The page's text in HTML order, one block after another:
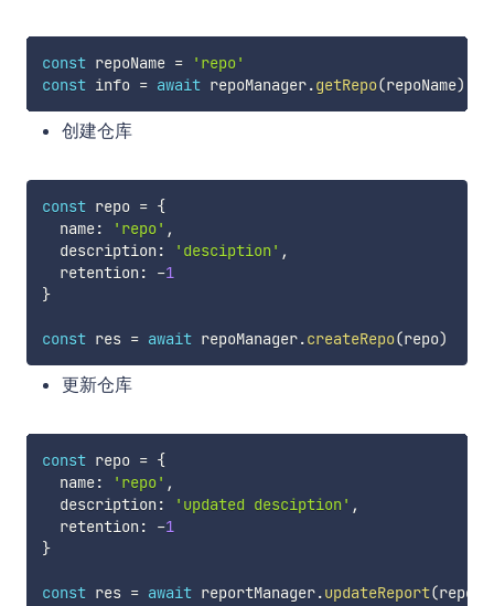
const repoName =
'repo'
const info = await repoManager.getRepo(repoName)
创建仓库
const repo = {
  name
: 'repo' ,
  description
: 'desciption' ,
  retention
: -1
}
const res = await repoManager.createRepo(repo)
更新仓库
const repo = {
  name
: 'repo' ,
  description
: 'updated desciption' ,
  retention
: -1
}
const res = await reportManager.updateReport(report